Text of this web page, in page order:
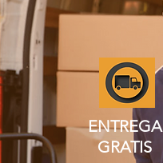
ENTREGA
GRATIS